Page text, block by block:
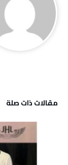
‫مقالات ذات صلة‬